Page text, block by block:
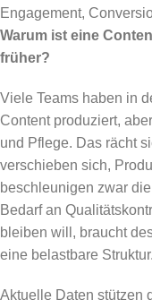
Engagement,
Warum ist eine
früher?
Viele Teams haben in
Content produziert,
und Pflege. Das rächt
verschieben sich,
beschleunigen zwar
Bedarf an
bleiben will, braucht
eine belastbare Struktur.
Aktuelle Daten stützen